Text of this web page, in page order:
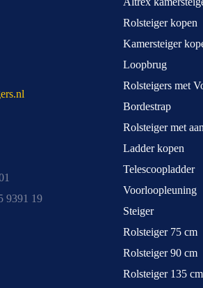
9391 19
Rolsteiger kopen
Kamersteiger
Loopbrug
Rolsteigers met
Bordestrap
Rolsteiger met
Ladder kopen
Telescoopladder
Voorloopleuning
Steiger
Rolsteiger 75 cm
Rolsteiger 90 cm
Rolsteiger 135 cm